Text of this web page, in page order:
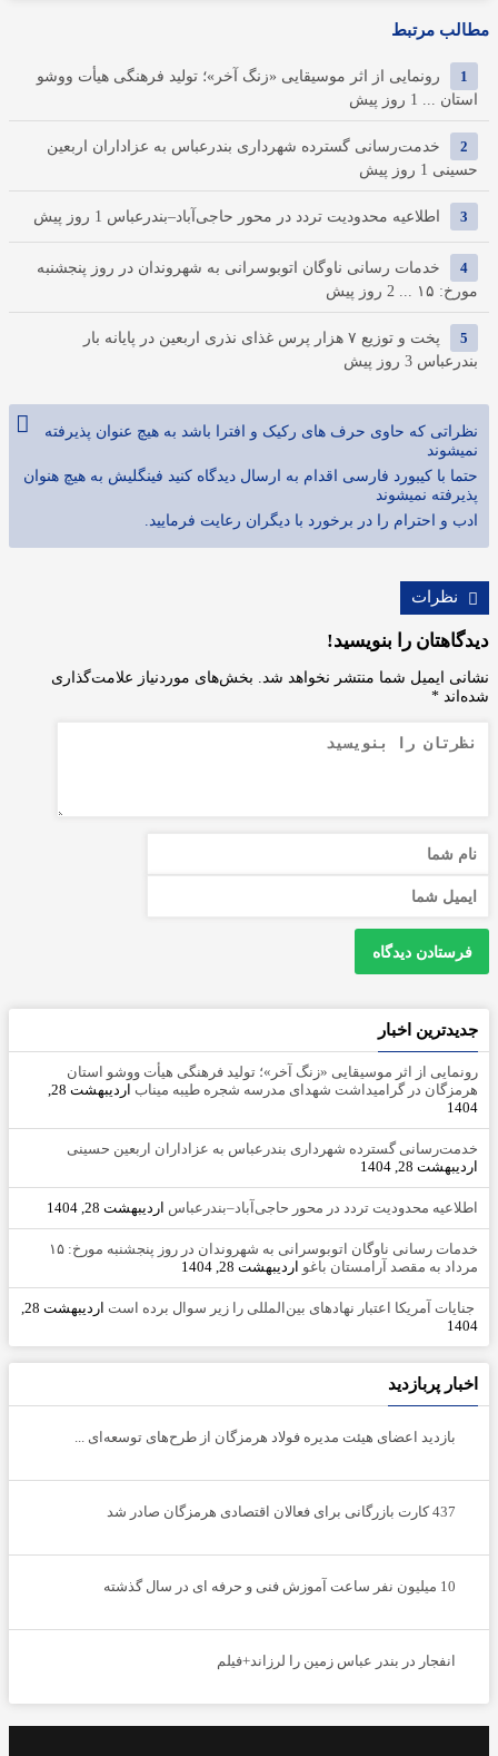
مطالب مرتبط
1
رونمایی از اثر موسیقایی «زنگ آخر»؛ تولید فرهنگی هیأت ووشو
استان ... 1 روز پیش
2
خدمت‌رسانی گسترده شهرداری بندرعباس به عزاداران اربعین
حسینی 1 روز پیش
3 اطلاعیه محدودیت تردد در محور حاجی‌آباد–بندرعباس 1 روز پیش
4
خدمات رسانی ناوگان اتوبوسرانی به شهروندان در روز پنجشنبه
مورخ: ۱۵ ...
2 روز پیش
5
پخت و توزیع ۷ هزار پرس غذای نذری اربعین در پایانه بار
بندرعباس 3 روز پیش
نظراتی که حاوی حرف های رکیک و افترا باشد به هیچ عنوان پذیرفته
نمیشوند
حتما با کیبورد فارسی اقدام به ارسال دیدگاه کنید فینگلیش به هیچ هنوان
پذیرفته نمیشوند
ادب و احترام را در برخورد با دیگران رعایت فرمایید.
نظرات
دیدگاهتان را بنویسید!
نشانی ایمیل شما منتشر نخواهد شد. بخش‌های موردنیاز علامت‌گذاری
شده‌اند *
جدیدترین اخبار
رونمایی از اثر موسیقایی «زنگ آخر»؛ تولید فرهنگی هیأت ووشو استان
هرمزگان در گرامیداشت شهدای مدرسه شجره طیبه میناب
1404
خدمت‌رسانی گسترده شهرداری بندرعباس به عزاداران اربعین حسینی
اردیبهشت 28, 1404
اطلاعیه محدودیت تردد در محور حاجی‌آباد–بندرعباس اردیبهشت 28, 1404
خدمات رسانی ناوگان اتوبوسرانی به شهروندان در روز پنجشنبه مورخ: ۱۵
مرداد به مقصد آرامستان باغو اردیبهشت 28, 1404
جنایات آمریکا اعتبار نهادهای بین‌المللی را زیر سوال برده است
1404
اخبار پربازدید
بازدید اعضای هیئت مدیره فولاد هرمزگان از طرح‌های توسعه‌ای ...
437 کارت بازرگانی برای فعالان اقتصادی هرمزگان صادر شد
10 میلیون نفر ساعت آموزش فنی و حرفه ای در سال گذشته
انفجار در بندر عباس زمین را لرزاند+فیلم